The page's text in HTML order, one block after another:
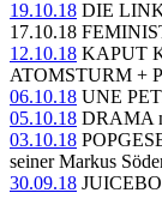
19.10.18 DIE
17.10.18
12.10.18 KAPUT
ATOMSTURM +
06.10.18 UNE
05.10.18 DRAMA
03.10.18
seiner Markus
30.09.18